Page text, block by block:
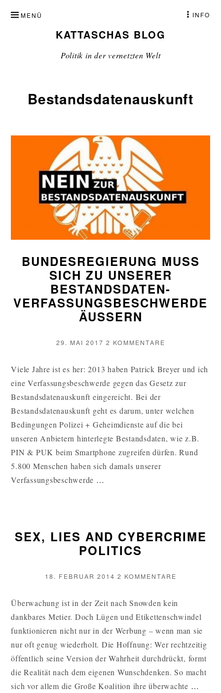
INHALT
SPRINGENKATTASCHAS BLOG
Politik in der vernetzten Welt
MENÜ INFO
Bestandsdatenauskunft
BUNDESREGIERUNG MUSS
SICH ZU UNSERER
BESTANDSDATEN-
VERFASSUNGSBESCHWERDE
ÄUSSERN
VERÖFFENTLICHT
29. MAI 2017 2 KOMMENTARE
SICH
ZU
ÄUSSERN
Viele Jahre ist es her: 2013 haben Patrick Breyer und ich
eine Verfassungsbeschwerde gegen das Gesetz zur
Bestandsdatenauskunft eingereicht. Bei der
Bestandsdatenauskunft geht es darum, unter welchen
Bedingungen Polizei + Geheimdienste auf die bei
unseren Anbietern hinterlegte Bestandsdaten, wie z.B.
PIN & PUK beim Smartphone zugreifen dürfen. Rund
5.800 Menschen haben sich damals unserer
Verfassungsbeschwerde …
UNSERER
BESTANDSDATEN-
ÄUSSERN W
SEX, LIES AND CYBERCRIME
POLITICS
VERÖFFENTLICHT
18. FEBRUAR 2014 2 KOMMENTARE
AND
POLITICS
Überwachung ist in der Zeit nach Snowden kein
dankbares Metier. Doch Lügen und Etikettenschwindel
funktionieren nicht nur in der Werbung – wenn man sie
nur oft genug wiederholt. Die Hoffnung: Wer rechtzeitig
öffentlich seine Version der Wahrheit durchdrückt, formt
die Realität nach dem eigenen Wunschdenken. So macht
sich vor allem die Große Koalition ihre überwachte …